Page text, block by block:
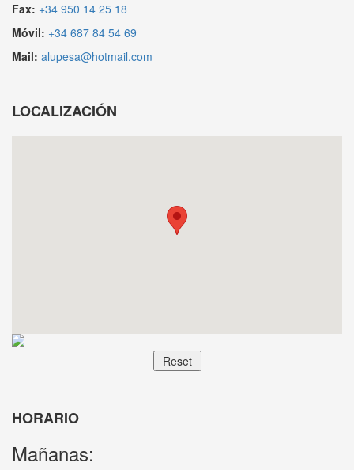
Fax: +34 950 14 25 18
Móvil: +34 687 84 54 69
Mail: alupesa@hotmail.com
LOCALIZACIÓN
HORARIO
Mañanas: